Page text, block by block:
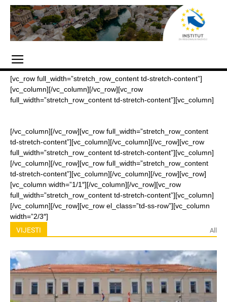
[vc_row full_width=”stretch_row_content td-stretch-content”]
[vc_column][/vc_column][/vc_row][vc_row
full_width=”stretch_row_content td-stretch-content”][vc_column]
[/vc_column][/vc_row][vc_row full_width=”stretch_row_content
td-stretch-content”][vc_column][/vc_column][/vc_row][vc_row
full_width=”stretch_row_content td-stretch-content”][vc_column]
[/vc_column][/vc_row][vc_row full_width=”stretch_row_content
td-stretch-content”][vc_column][/vc_column][/vc_row][vc_row]
[vc_column width=”1/1″][/vc_column][/vc_row][vc_row
full_width=”stretch_row_content td-stretch-content”][vc_column]
[/vc_column][/vc_row][vc_row el_class=”td-ss-row”][vc_column
width=”2/3″]
VIJESTI
All